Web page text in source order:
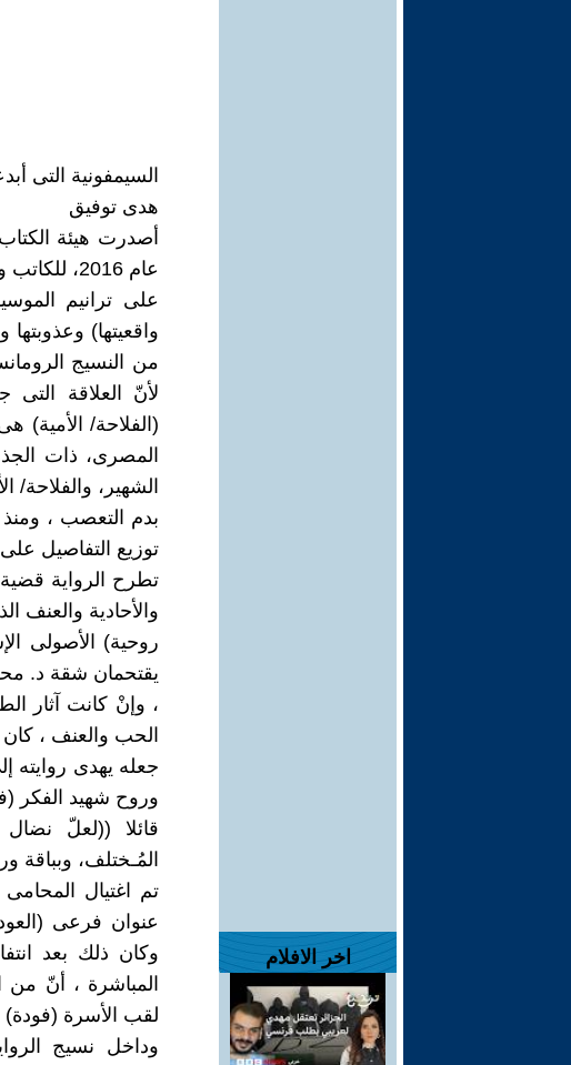
اخر الافلام
السيمفونية
هدى توفيق
أصدرت هيئة
عام 2016، للكاتب والمفكر الكبير طلعت رضوان.
على ترانيم
واقعيتها)
من النسيج
لأنّ العلاقة
(الفلاحة/ الأمية)
المصرى، ذات
الشهير،
بدم التعصب ،
توزيع التفاصيل
تطرح الرواية
والأحادية
روحية) الأصولى
يقتحمان شقة د.
، وإنْ كانت آثار
الحب والعنف ،
جعله يهدى
قائلا ((لعلّ نضال
المُـختلف،
تم اغتيال
عنوان فرعى
المباشرة ، أنّ من
لقب الأسرة (فودة)
وداخل نسيج